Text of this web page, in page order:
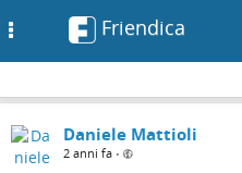
Friendica
Daniele Mattioli
2 anni fa •